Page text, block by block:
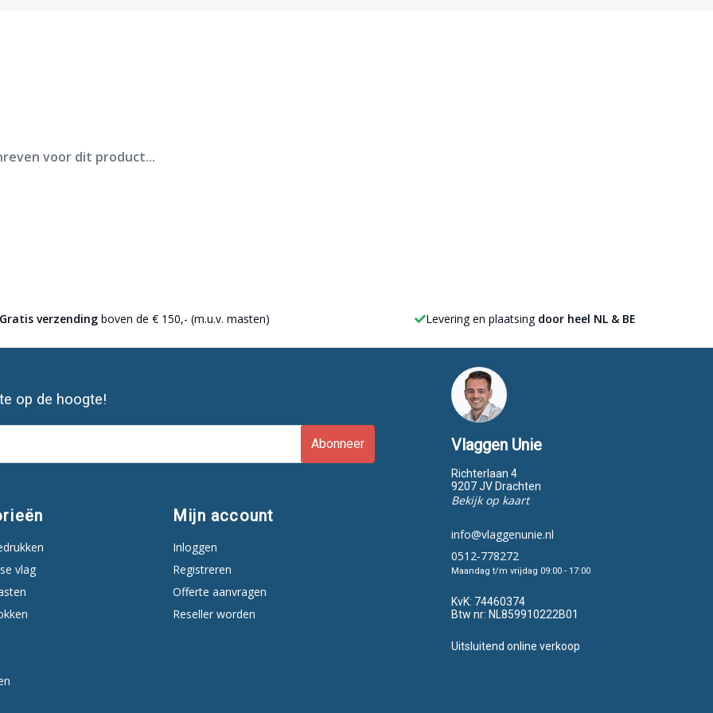
meter
voor dit product...
Gratis verzending boven de € 150,- (m.u.v. masten) Levering en plaatsing door heel NL & BE
op de hoogte!
Abonneer
vlag
Mijn account
Inloggen
Registreren
Offerte aanvragen
Reseller worden
Vlaggen Unie
Richterlaan 4
9207 JV Drachten
Bekijk op kaart
info@vlaggenunie.nl
0512-778272
Maandag t/m vrijdag 09:00 - 17:00
KvK: 74460374
Btw nr: NL859910222B01
Uitsluitend online verkoop